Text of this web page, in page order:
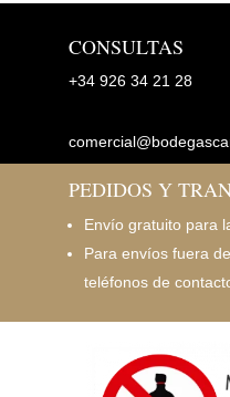
CONSULTAS
+34 926 34 21 28
PEDIDOS Y
Envío gratuito para
Para envíos fuera
teléfonos de